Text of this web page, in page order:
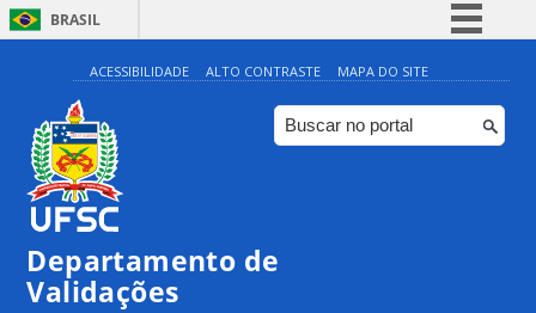
BRASIL
Simplifique!
Comunica BR
Participe
ACESSIBILIDADE ALTO CONTRASTE MAPA DO SITE
Departamento de
Validações